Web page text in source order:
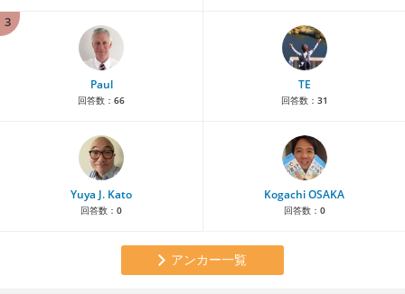
3
Paul
回答数： 66
TE
回答数： 31
Yuya J. Kato
回答数： 0
Kogachi OSAKA
回答数： 0
アンカー一覧